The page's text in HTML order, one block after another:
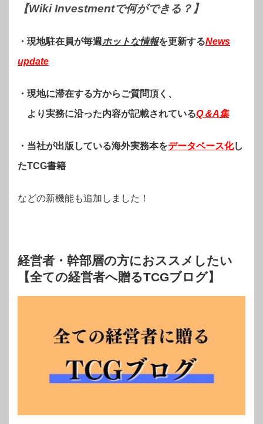
【Wiki Investmentで何ができる？ 】
・現地駐在員が毎週ホットな情報を更新するNews
update
・現地に滞在する方からご質問頂く、
より実務に沿った内容が記載されているQ＆A集
・当社が出版している海外実務本をデータベース化し
たTCG書籍
などの新機能も追加しました！
経営者・幹部層の方におススメしたい
【全ての経営者へ贈るTCGブログ】